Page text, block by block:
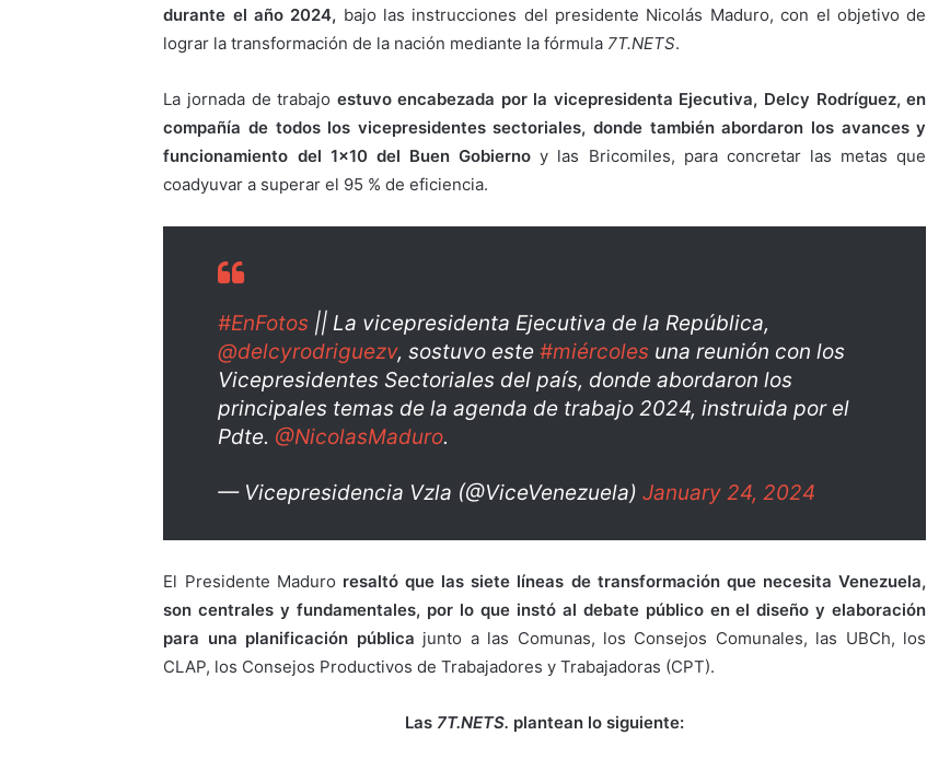
durante el año 2024, bajo las instrucciones del presidente Nicolás Maduro, con el objetivo de
lograr la transformación de la nación mediante la fórmula 7T.NETS.
La jornada de trabajo estuvo encabezada por la vicepresidenta Ejecutiva, Delcy Rodríguez, en
compañía de todos los vicepresidentes sectoriales, donde también abordaron los avances y
funcionamiento del 1×10 del Buen Gobierno y las Bricomiles, para concretar las metas que
coadyuvar a superar el 95 % de eficiencia.
#EnFotos || La vicepresidenta Ejecutiva de la República,
@delcyrodriguezv, sostuvo este#miércoles una reunión con los
Vicepresidentes Sectoriales del país, donde abordaron los
principales temas de la agenda de trabajo 2024, instruida por el
Pdte. @NicolasMaduro.
— Vicepresidencia Vzla (@ViceVenezuela)January 24, 2024
El Presidente Maduro resaltó que las siete líneas de transformación que necesita Venezuela,
son centrales y fundamentales, por lo que instó al debate público en el diseño y elaboración
para una planificación pública junto a las Comunas, los Consejos Comunales, las UBCh, los
CLAP, los Consejos Productivos de Trabajadores y Trabajadoras (CPT).
Las 7T.NETS. plantean lo siguiente: